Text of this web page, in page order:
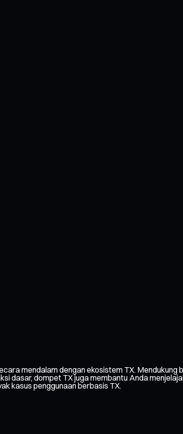
mendalam dengan ekosistem TX.
dasar, dompet TX juga membantu Anda
kasus penggunaan berbasis TX.